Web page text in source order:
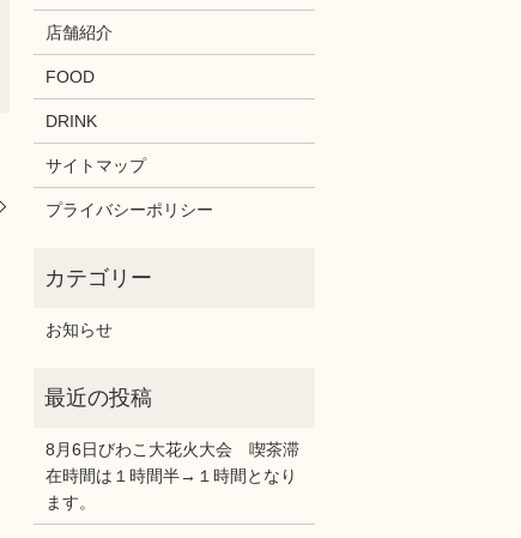
店舗紹介
FOOD
DRINK
サイトマップ
プライバシーポリシー
お知らせ
8月6日びわこ大花火大会 喫茶滞
在時間は１時間半→１時間となり
ます。